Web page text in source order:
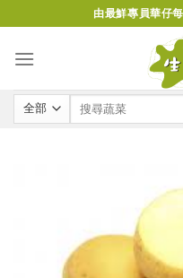
to
content
由最鮮專員華仔